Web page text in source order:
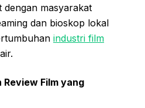
dengan masyarakat
dan bioskop lokal
industri film
Film yang